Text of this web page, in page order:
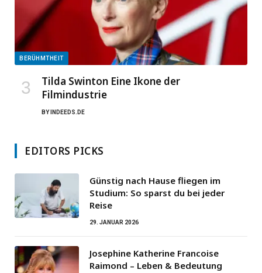
BERÜHMTHEIT
Tilda Swinton Eine Ikone der
Filmindustrie
BY INDEEDS.DE
EDITORS PICKS
Günstig nach Hause fliegen im
Studium: So sparst du bei jeder
Reise
29. JANUAR 2026
Josephine Katherine Francoise
Raimond – Leben & Bedeutung